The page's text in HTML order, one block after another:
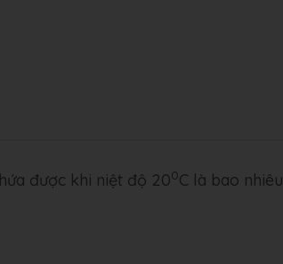
được khi niệt độ 200C là bao nhiêu